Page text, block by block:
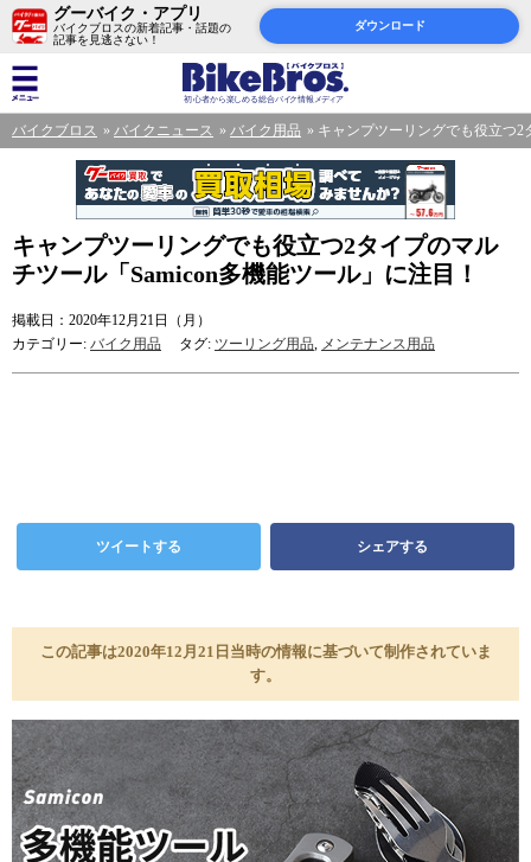
グーバイク・アプリ
バイクブロスの新着記事・話題の
記事を見逃さない！
ダウンロード
バイクブロス バイクニュース バイク用品 キャンプツーリングでも役立つ2
キャンプツーリングでも役立つ2タイプのマル
チツール「Samicon多機能ツール」に注目！
掲載日：2020年12月21日（月）
カテゴリー: バイク用品 タグ: ツーリング用品, メンテナンス用品
ツイートする シェアする
この記事は2020年12月21日当時の情報に基づいて制作されていま
す。